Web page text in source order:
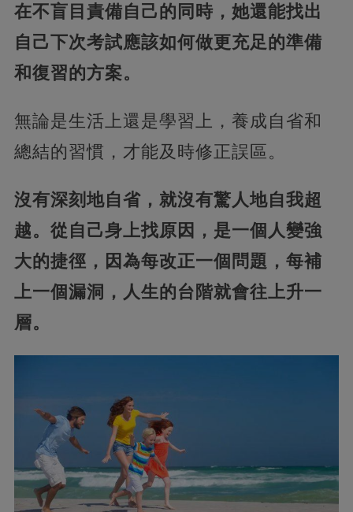
在不盲目責備自己的同時，她還能找出
自己下次考試應該如何做更充足的準備
和復習的方案。
無論是生活上還是學習上，養成自省和
總結的習慣，才能及時修正誤區。
沒有深刻地自省，就沒有驚人地自我超
越。從自己身上找原因，是一個人變強
大的捷徑，因為每改正一個問題，每補
上一個漏洞，人生的台階就會往上升一
層。